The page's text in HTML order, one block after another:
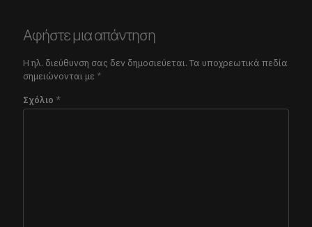
Αφήστε μια απάντηση
Η ηλ. διεύθυνση σας δεν δημοσιεύεται. Τα υποχρεωτικά πεδία
σημειώνονται με *
Σχόλιο *